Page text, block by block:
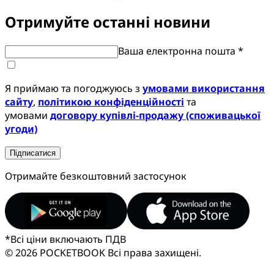
Отримуйте останні новини
Ваша електронна пошта *
Я приймаю та погоджуюсь з умовами використання
сайту, політикою конфіденційності та
умовами договору купівлі-продажу (споживацької
угоди)
Підписатися
Отримайте безкоштовний застосунок
*Всі ціни включають ПДВ
© 2026 POCKETBOOK Всі права захищені.